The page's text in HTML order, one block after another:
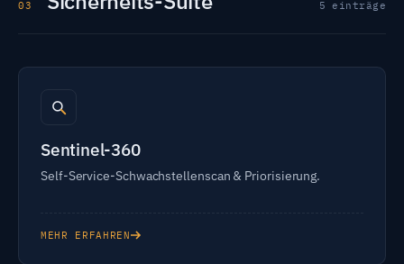
03 5 einträge
Sentinel-360
Self-Service-Schwachstellenscan & Priorisierung.
MEHR ERFAHREN